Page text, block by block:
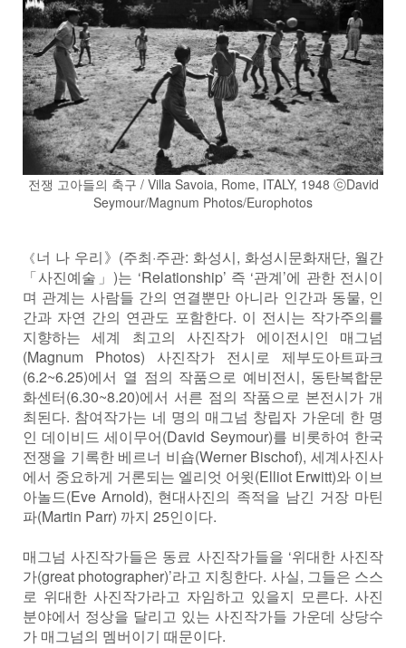
전쟁 고아들의 축구 / Villa Savoia, Rome, ITALY, 1948 ⓒDavid
Seymour/Magnum Photos/Europhotos
《너 나 우리》(주최·주관: 화성시, 화성시문화재단, 월간
「사진예술」)는 ‘Relationship’ 즉 ‘관계’에 관한 전시이
며 관계는 사람들 간의 연결뿐만 아니라 인간과 동물, 인
간과 자연 간의 연관도 포함한다. 이 전시는 작가주의를
지향하는 세계 최고의 사진작가 에이전시인 매그넘
(Magnum Photos) 사진작가 전시로 제부도아트파크
(6.2~6.25)에서 열 점의 작품으로 예비전시, 동탄복합문
화센터(6.30~8.20)에서 서른 점의 작품으로 본전시가 개
최된다. 참여작가는 네 명의 매그넘 창립자 가운데 한 명
인 데이비드 세이무어(David Seymour)를 비롯하여 한국
전쟁을 기록한 베르너 비숍(Werner Bischof), 세계사진사
에서 중요하게 거론되는 엘리엇 어윗(Elliot Erwitt)와 이브
아놀드(Eve Arnold), 현대사진의 족적을 남긴 거장 마틴
파(Martin Parr) 까지 25인이다.
매그넘 사진작가들은 동료 사진작가들을 ‘위대한 사진작
가(great photographer)’라고 지칭한다. 사실, 그들은 스스
로 위대한 사진작가라고 자임하고 있을지 모른다. 사진
분야에서 정상을 달리고 있는 사진작가들 가운데 상당수
가 매그넘의 멤버이기 때문이다.